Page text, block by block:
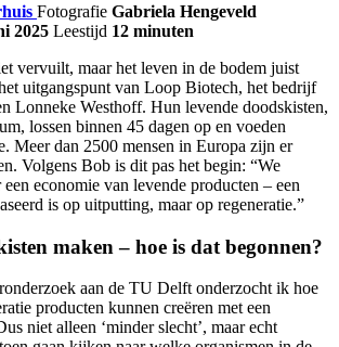
Fotografie Gabriela Hengeveld
2025 Leestijd 12 minuten
vervuilt, maar het leven in de bodem juist
uitgangspunt van Loop Biotech, het bedrijf
Lonneke Westhoff. Hun levende doodskisten,
lossen binnen 45 dagen op en voeden
Meer dan 2500 mensen in Europa zijn er
Volgens Bob is dit pas het begin: “We
een economie van levende producten – een
is op uitputting, maar op regeneratie.”
maken – hoe is dat begonnen?
aan de TU Delft onderzocht ik hoe
producten kunnen creëren met een
niet alleen ‘minder slecht’, maar echt